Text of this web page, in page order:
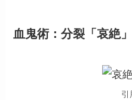
血鬼術：分裂「哀絶」
引